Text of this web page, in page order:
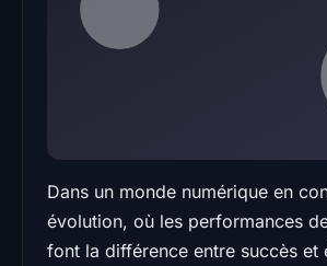
Dans un monde numérique en
évolution, où les performances
font la différence entre succès et